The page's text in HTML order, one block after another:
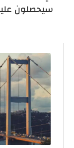
سيحصلون